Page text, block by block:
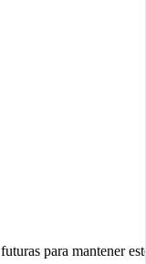
para mantener